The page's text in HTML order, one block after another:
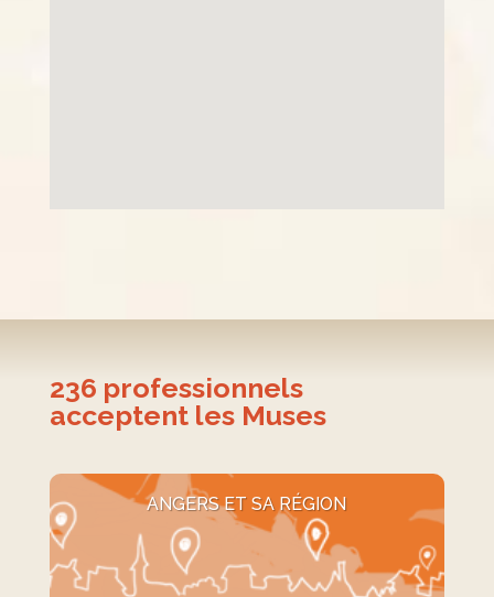
236 professionnels
acceptent les Muses
ANGERS ET SA RÉGION